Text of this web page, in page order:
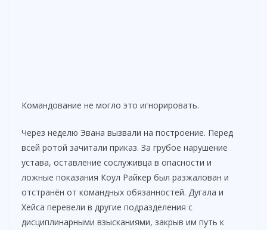
Командование не могло это игнорировать.
Через неделю Эвана вызвали на построение. Перед
всей ротой зачитали приказ. За грубое нарушение
устава, оставление сослуживца в опасности и
ложные показания Коул Райкер был разжалован и
отстранён от командных обязанностей. Дугала и
Хейса перевели в другие подразделения с
дисциплинарными взысканиями, закрыв им путь к